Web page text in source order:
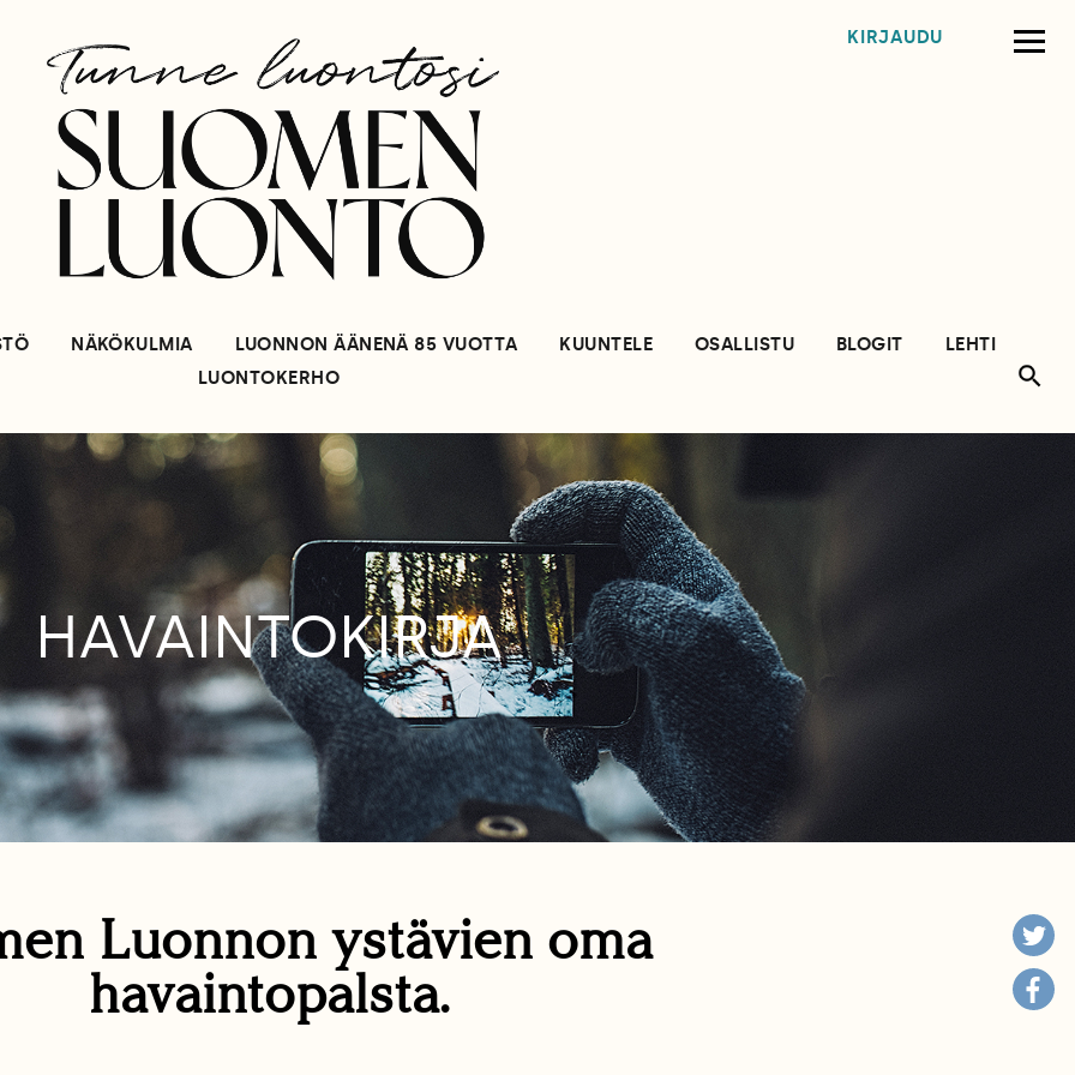
KIRJAUDU
NÄKÖKULMIA LUONNON ÄÄNENÄ 85 VUOTTA KUUNTELE OSALLISTU BLOGIT
LEHTI
LUONTOKERHO
HAVAINTOKIRJA
Luonnon ystävien oma
havaintopalsta.